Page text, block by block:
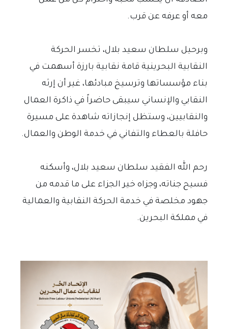
معه أو عرفه عن قرب.
وبرحيل سلطان سعيد بلال، تخسر الحركة
النقابية البحرينية قامة نقابية بارزة أسهمت في
بناء مؤسساتها وترسيخ مبادئها، غير أن إرثه
النقابي والإنساني سيبقى حاضراً في ذاكرة العمال
والنقابيين، وستظل إنجازاته شاهدة على مسيرة
حافلة بالعطاء والتفاني في خدمة الوطن والعمال.
رحم الله الفقيد سلطان سعيد بلال، وأسكنه
فسيح جناته، وجزاه خير الجزاء على ما قدمه من
جهود مخلصة في خدمة الحركة النقابية والعمالية
في مملكة البحرين.